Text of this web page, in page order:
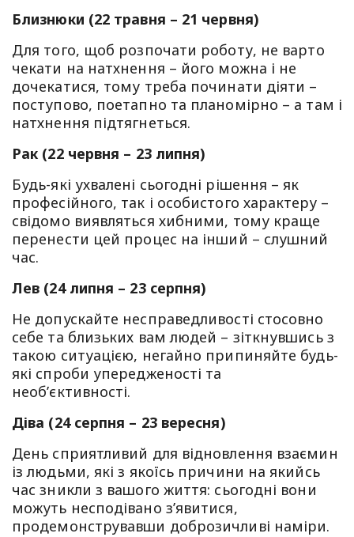
Близнюки (22 травня – 21 червня)
Для того, щоб розпочати роботу, не варто
чекати на натхнення – його можна і не
дочекатися, тому треба починати діяти –
поступово, поетапно та планомірно – а там і
натхнення підтягнеться.
Рак (22 червня – 23 липня)
Будь-які ухвалені сьогодні рішення – як
професійного, так і особистого характеру –
свідомо виявляться хибними, тому краще
перенести цей процес на інший – слушний
час.
Лев (24 липня – 23 серпня)
Не допускайте несправедливості стосовно
себе та близьких вам людей – зіткнувшись з
такою ситуацією, негайно припиняйте будь-
які спроби упередженості та
необ’єктивності.
Діва (24 серпня – 23 вересня)
День сприятливий для відновлення взаємин
із людьми, які з якоїсь причини на якийсь
час зникли з вашого життя: сьогодні вони
можуть несподівано з’явитися,
продемонструвавши доброзичливі наміри.